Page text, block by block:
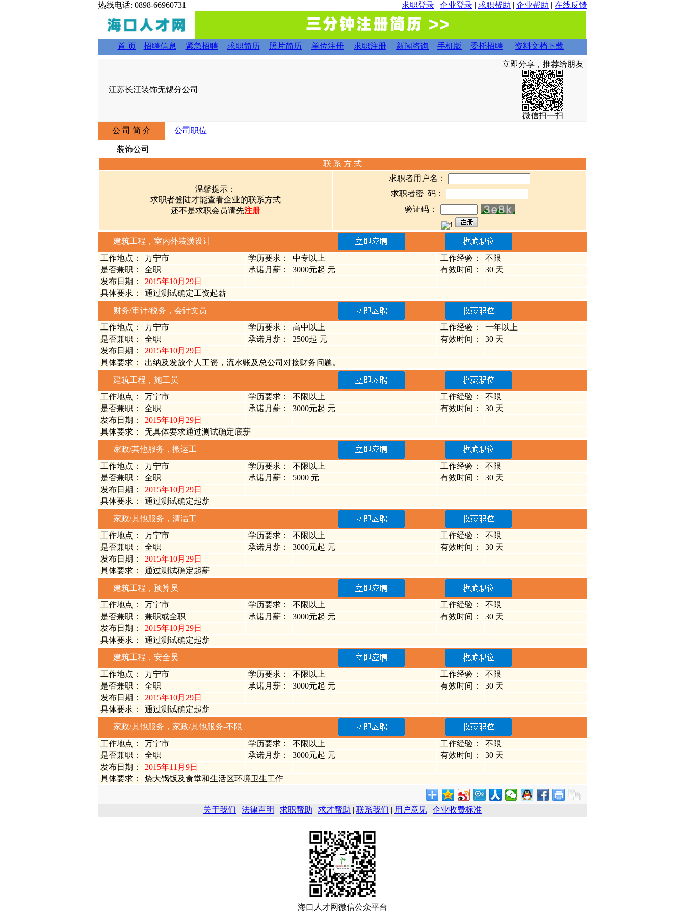
热线电话: 0898-66960731 求职登录 | 企业登录 | 求职帮助 | 企业帮助 | 在线反馈
首 页 招聘信息 紧急招聘 求职简历 照片简历 单位注册 求职注册 新闻咨询 手机版 委托招聘 资料文档下载
江苏长江装饰无锡分公司
立即分享，推荐给朋友
微信扫一扫
公 司 简 介
公司职位
装饰公司
联 系 方 式
温馨提示：
求职者登陆才能查看企业的联系方式
还不是求职会员请先注册
求职者用户名：
求职者密 码：
验证码：
建筑工程，室内外装潢设计
工作地点：
万宁市 学历要求： 中专以上 工作经验：
不限
是否兼职：
全职 承诺月薪： 3000元起 元 有效时间：
30 天
发布日期：
2015年10月29日
具体要求：
通过测试确定工资起薪
财务/审计/税务，会计文员
工作地点：
万宁市 学历要求： 高中以上 工作经验：
一年以上
是否兼职：
全职 承诺月薪： 2500起 元 有效时间：
30 天
发布日期：
2015年10月29日
具体要求：
出纳及发放个人工资，流水账及总公司对接财务问题。
建筑工程，施工员
工作地点：
万宁市 学历要求： 不限以上 工作经验：
不限
是否兼职：
全职 承诺月薪： 3000元起 元 有效时间：
30 天
发布日期：
2015年10月29日
具体要求：
无具体要求通过测试确定底薪
家政/其他服务，搬运工
工作地点：
万宁市 学历要求： 不限以上 工作经验：
不限
是否兼职：
全职 承诺月薪： 5000 元 有效时间：
30 天
发布日期：
2015年10月29日
具体要求：
通过测试确定起薪
家政/其他服务，清洁工
工作地点：
万宁市 学历要求： 不限以上 工作经验：
不限
是否兼职：
全职 承诺月薪： 3000元起 元 有效时间：
30 天
发布日期：
2015年10月29日
具体要求：
通过测试确定起薪
建筑工程，预算员
工作地点：
万宁市 学历要求： 不限以上 工作经验：
不限
是否兼职：
兼职或全职 承诺月薪： 3000元起 元 有效时间：
30 天
发布日期：
2015年10月29日
具体要求：
通过测试确定起薪
建筑工程，安全员
工作地点：
万宁市 学历要求： 不限以上 工作经验：
不限
是否兼职：
全职 承诺月薪： 3000元起 元 有效时间：
30 天
发布日期：
2015年10月29日
具体要求：
通过测试确定起薪
家政/其他服务，家政/其他服务-不限
工作地点：
万宁市 学历要求： 不限以上 工作经验：
不限
是否兼职：
全职 承诺月薪： 3000元起 元 有效时间：
30 天
发布日期：
2015年11月9日
具体要求：
烧大锅饭及食堂和生活区环境卫生工作
关于我们 | 法律声明 | 求职帮助 | 求才帮助 | 联系我们 | 用户意见 | 企业收费标准
海口人才网微信公众平台